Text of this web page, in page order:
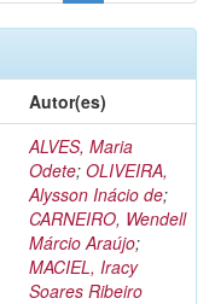
Autor(es)
ALVES, Maria
Odete; OLIVEIRA,
Alysson Inácio de;
CARNEIRO, Wendell
Márcio Araújo;
MACIEL, Iracy
Soares Ribeiro